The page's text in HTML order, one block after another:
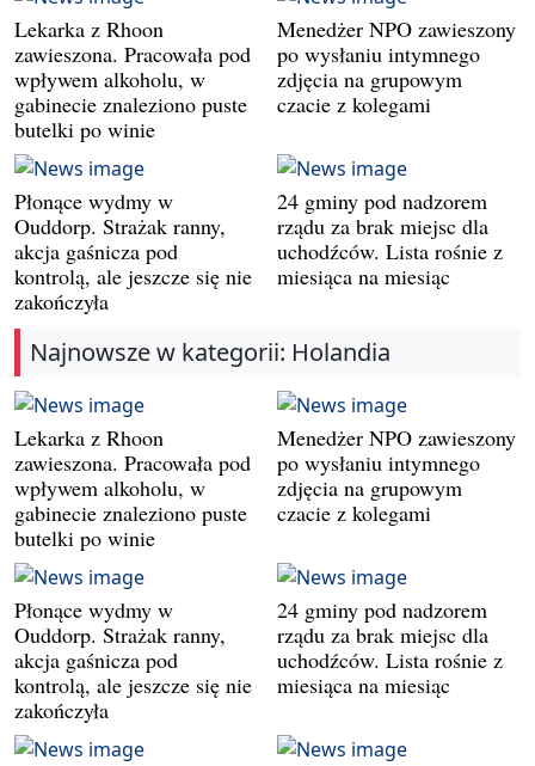
Lekarka z Rhoon
zawieszona. Pracowała pod
wpływem alkoholu, w
gabinecie znaleziono puste
butelki po winie
Menedżer NPO zawieszony
po wysłaniu intymnego
zdjęcia na grupowym
czacie z kolegami
Płonące wydmy w
Ouddorp. Strażak ranny,
akcja gaśnicza pod
kontrolą, ale jeszcze się nie
zakończyła
24 gminy pod nadzorem
rządu za brak miejsc dla
uchodźców. Lista rośnie z
miesiąca na miesiąc
Najnowsze w kategorii: Holandia
Lekarka z Rhoon
zawieszona. Pracowała pod
wpływem alkoholu, w
gabinecie znaleziono puste
butelki po winie
Menedżer NPO zawieszony
po wysłaniu intymnego
zdjęcia na grupowym
czacie z kolegami
Płonące wydmy w
Ouddorp. Strażak ranny,
akcja gaśnicza pod
kontrolą, ale jeszcze się nie
zakończyła
24 gminy pod nadzorem
rządu za brak miejsc dla
uchodźców. Lista rośnie z
miesiąca na miesiąc